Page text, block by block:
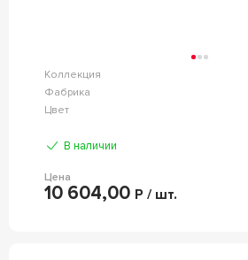
Коллекция
Фабрика
Цвет
В наличии
Цена
10 604,00 Р / шт.